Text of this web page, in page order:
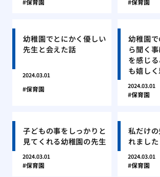
保育園 保育園
幼稚園でとにかく優しい
先生と会えた話
2024.03.01
保育園
幼稚園
ら聞く
を感じ
も嬉しく
2024.03.01
保育園
子どもの事をしっかりと
見てくれる幼稚園の先生
2024.03.01
保育園
私だけ
れました
2024.03.01
保育園